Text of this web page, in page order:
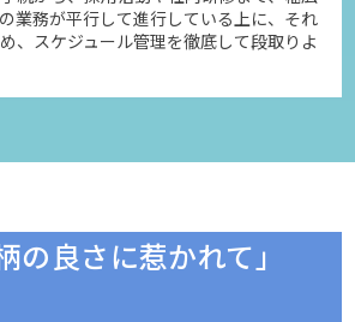
業務が平行して進行している上に、それ
、スケジュール管理を徹底して段取りよ
の良さに惹かれて」